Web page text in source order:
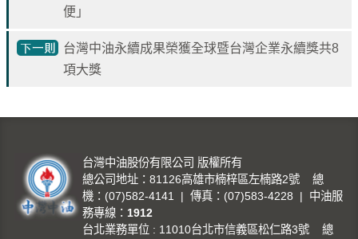
網
信
箱
便」
台灣中油永續成果榮獲全球暨台灣企業永續獎共8
項大獎
台灣中油股份有限公司 版權所有
總公司地址：81126高雄市楠梓區左楠路2號 總
機：(07)582-4141 | 傳真：(07)583-4228 | 中油服
務專線： 1912
台北業務單位 : 11010台北市信義區松仁路3號 總